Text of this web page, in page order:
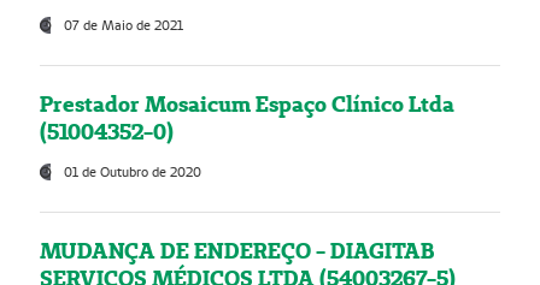
07 de Maio de 2021
Prestador Mosaicum Espaço Clínico Ltda
(51004352-0)
01 de Outubro de 2020
MUDANÇA DE ENDEREÇO - DIAGITAB
SERVIÇOS MÉDICOS LTDA (54003267-5)